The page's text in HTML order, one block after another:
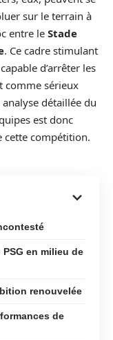
sur le terrain à
entre le Stade
. Ce cadre stimulant
d’arrêter les
comme sérieux
détaillée du
est donc
cette compétition.
en milieu de
renouvelée
de